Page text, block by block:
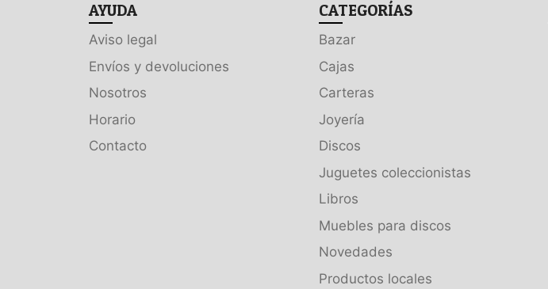
AYUDA
Aviso legal
Envíos y devoluciones
Nosotros
Horario
Contacto
CATEGORÍAS
Bazar
Cajas
Carteras
Joyería
Discos
Juguetes coleccionistas
Libros
Muebles para discos
Novedades
Productos locales